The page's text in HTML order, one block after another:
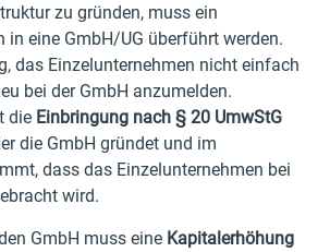
zu gründen, muss ein
in eine GmbH/UG überführt werden.
das Einzelunternehmen nicht einfach
bei der GmbH anzumelden.
die Einbringung nach § 20 UmwStG
die GmbH gründet und im
dass das Einzelunternehmen bei
wird.
GmbH muss eine Kapitalerhöhung